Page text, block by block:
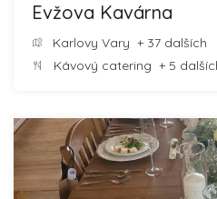
Evžova Kavárna
Karlovy Vary + 37 dalších
Kávový catering + 5